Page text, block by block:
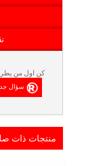
كن اول من
منتجات ذات